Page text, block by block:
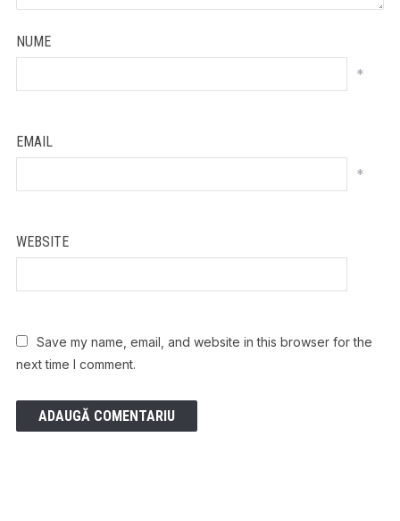
NUME
*
EMAIL
*
WEBSITE
Save my name, email, and website in this browser for the
next time I comment.